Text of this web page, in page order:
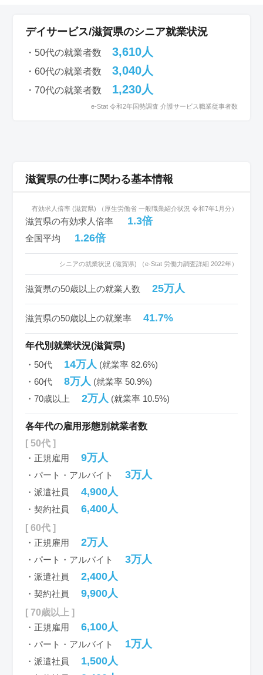
デイサービス/滋賀県のシニア就業状況
・50代の就業者数 3,610人
・60代の就業者数 3,040人
・70代の就業者数 1,230人
e-Stat 令和2年国勢調査 介護サービス職業従事者数
滋賀県の仕事に関わる基本情報
有効求人倍率 (滋賀県) （厚生労働省 一般職業紹介状況 令和7年1月分）
滋賀県の有効求人倍率 1.3倍
全国平均 1.26倍
シニアの就業状況 (滋賀県) （e-Stat 労働力調査詳細 2022年）
滋賀県の50歳以上の就業人数 25万人
滋賀県の50歳以上の就業率 41.7%
年代別就業状況(滋賀県)
・50代
14万人 (就業率 82.6%)
・60代
8万人 (就業率 50.9%)
・70歳以上
2万人 (就業率 10.5%)
各年代の雇用形態別就業者数
[ 50代 ]
・正規雇用
9万人
・パート・アルバイト 3万人
・派遣社員 4,900人
・契約社員 6,400人
[ 60代 ]
・正規雇用
2万人
・パート・アルバイト 3万人
・派遣社員 2,400人
・契約社員 9,900人
[ 70歳以上 ]
・正規雇用
6,100人
・パート・アルバイト 1万人
・派遣社員 1,500人